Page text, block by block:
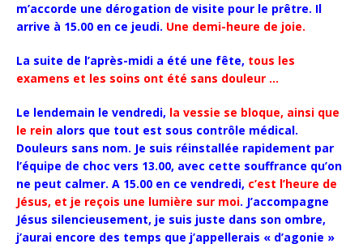
m’accorde une dérogation de visite pour le prêtre. Il
arrive à 15.00 en ce jeudi. Une demi-heure de joie.
La suite de l’après-midi a été une fête, tous les
examens et les soins ont été sans douleur …
Le lendemain le vendredi, la vessie se bloque, ainsi que
le rein alors que tout est sous contrôle médical.
Douleurs sans nom. Je suis réinstallée rapidement par
l’équipe de choc vers 13.00, avec cette souffrance qu’on
ne peut calmer. A 15.00 en ce vendredi, c’est l’heure de
Jésus, et je reçois une lumière sur moi. J’accompagne
Jésus silencieusement, je suis juste dans son ombre,
j’aurai encore des temps que j’appellerais « d’agonie »